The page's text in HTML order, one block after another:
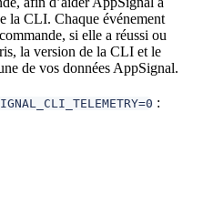
la CLI. Chaque événement
si elle a réussi ou
la version de la CLI et le
de vos données AppSignal.
: